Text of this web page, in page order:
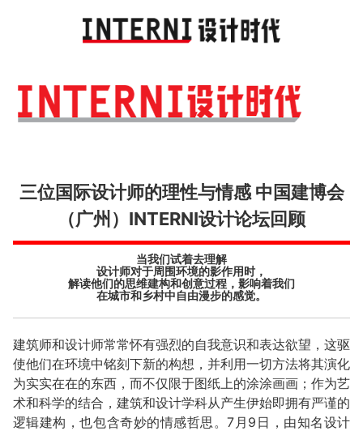
三位国际设计师的理性与情感 中国建博会
（广州）INTERNI设计论坛回顾
当我们试着去理解
设计师对于周围环境的影作用时，
解读他们的思维建构和创意过程，影响着我们
在城市和乡村中自由漫步的感觉。
建筑师和设计师常常怀有强烈的自我意识和表达欲望，这驱
使他们在环境中铭刻下新的构想，并利用一切方法将其演化
为实实在在的东西，而不仅限于图纸上的涂涂画画；作为艺
术和科学的结合，建筑和设计学科从产生伊始即拥有严谨的
逻辑建构，也包含奇妙的情感哲思。7月9日，由知名设计